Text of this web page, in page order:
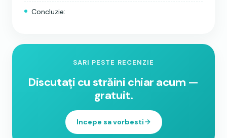
Concluzie:
SARI PESTE RECENZIE
Discutați cu străini chiar acum —
gratuit.
Incepe sa vorbesti